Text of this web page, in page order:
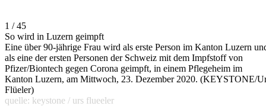
1 / 45
So wird in Luzern geimpft
Eine über 90-jährige Frau wird als erste Person im Kanton Luzern
als eine der ersten Personen der Schweiz mit dem Impfstoff von
Pfizer/Biontech gegen Corona geimpft, in einem Pflegeheim im
Kanton Luzern, am Mittwoch, 23. Dezember 2020. (KEYSTONE/
Flüeler)
quelle: keystone / urs flueeler